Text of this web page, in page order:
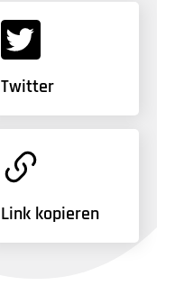
Twitter
Link kopieren